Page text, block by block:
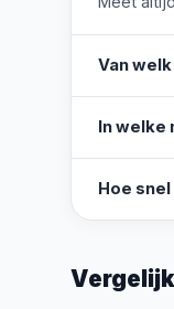
Van
In welke
Hoe